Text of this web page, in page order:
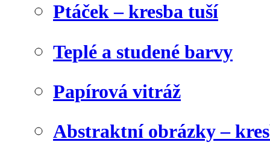
Ptáček – kresba tuší
Teplé a studené barvy
Papírová vitráž
Abstraktní obrázky –